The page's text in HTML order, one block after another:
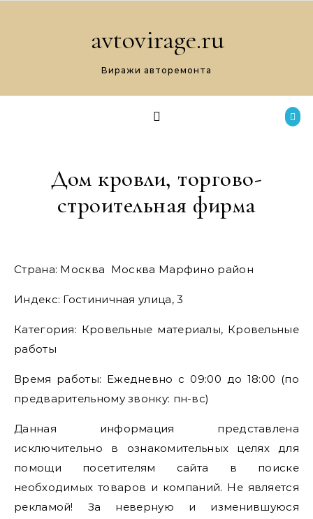
avtovirage.ru
Виражи авторемонта
Дом кровли, торгово-
строительная фирма
Страна: Москва Москва Марфино район
Индекс: Гостиничная улица, 3
Категория: Кровельные материалы, Кровельные
работы
Время работы: Ежедневно с 09:00 до 18:00 (по
предварительному звонку: пн-вс)
Данная информация представлена
исключительно в ознакомительных целях для
помощи посетителям сайта в поиске
необходимых товаров и компаний. Не является
рекламой! За неверную и изменившуюся